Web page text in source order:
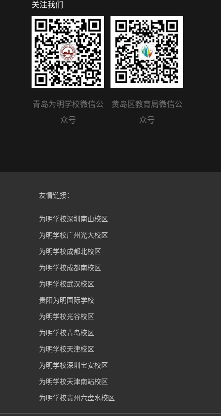
关注我们
青岛为明学校微信公
众号
黄岛区教育局微信公
众号
友情链接：
为明学校深圳南山校区
为明学校广州光大校区
为明学校成都北校区
为明学校成都南校区
为明学校武汉校区
贵阳为明国际学校
为明学校光谷校区
为明学校青岛校区
为明学校天津校区
为明学校深圳宝安校区
为明学校天津南站校区
为明学校贵州六盘水校区